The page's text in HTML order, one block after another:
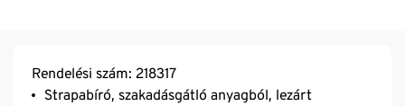
Rendelési szám: 218317
Strapabíró, szakadásgátló anyagból, lezárt